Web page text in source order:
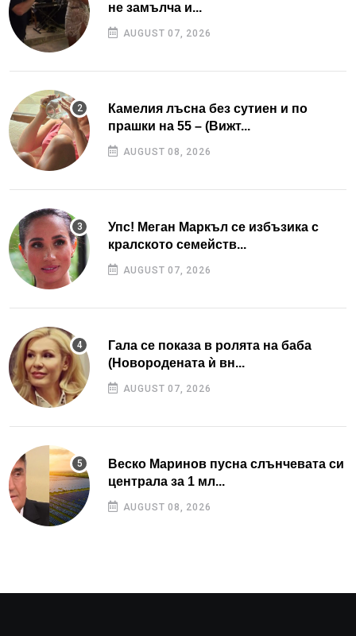
не замълча и...
AUGUST 07, 2026
Камелия лъсна без сутиен и по
прашки на 55 – (Вижт...
AUGUST 08, 2026
Упс! Меган Маркъл се избъзика с
кралското семейств...
AUGUST 07, 2026
Гала се показа в ролята на баба
(Новородената ѝ вн...
AUGUST 07, 2026
Веско Маринов пусна слънчевата си
централа за 1 мл...
AUGUST 08, 2026